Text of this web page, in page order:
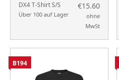
DX4 T-Shirt S/S
Über 100 auf Lager
€15.60
ohne
MwSt
B194